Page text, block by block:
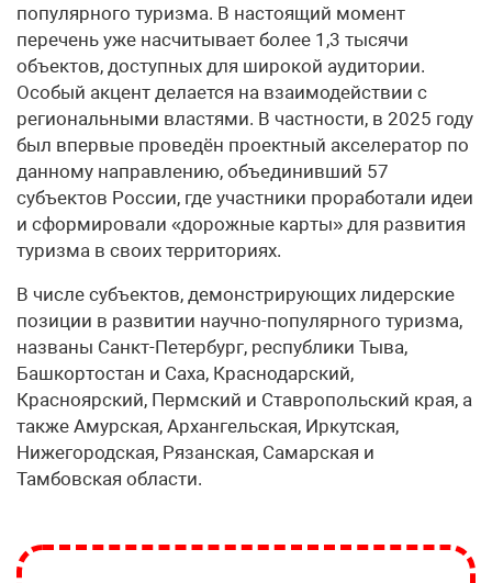
популярного туризма. В настоящий момент
перечень уже насчитывает более 1,3 тысячи
объектов, доступных для широкой аудитории.
Особый акцент делается на взаимодействии с
региональными властями. В частности, в 2025 году
был впервые проведён проектный акселератор по
данному направлению, объединивший 57
субъектов России, где участники проработали идеи
и сформировали «дорожные карты» для развития
туризма в своих территориях.
В числе субъектов, демонстрирующих лидерские
позиции в развитии научно-популярного туризма,
названы Санкт-Петербург, республики Тыва,
Башкортостан и Саха, Краснодарский,
Красноярский, Пермский и Ставропольский края, а
также Амурская, Архангельская, Иркутская,
Нижегородская, Рязанская, Самарская и
Тамбовская области.